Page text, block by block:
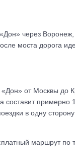
через
моста дорога
от Москвы до
составит
в одну
маршрут